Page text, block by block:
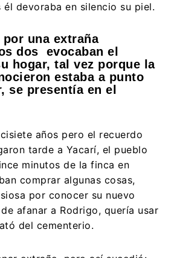
él devoraba en silencio su piel.
una extraña
dos evocaban el
hogar, tal vez porque la
estaba a punto
se presentía en el
años pero el recuerdo
tarde a Yacarí, el pueblo
minutos de la finca en
comprar algunas cosas,
por conocer su nuevo
afanar a Rodrigo, quería usar
del cementerio.